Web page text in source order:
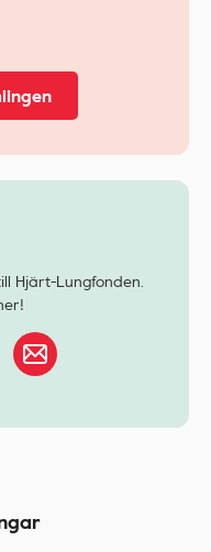
Hjärt-Lungfonden.